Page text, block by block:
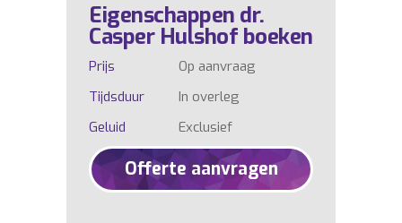
Eigenschappen dr.
Casper Hulshof boeken
Prijs
Op aanvraag
Tijdsduur
In overleg
Geluid
Exclusief
Offerte aanvragen